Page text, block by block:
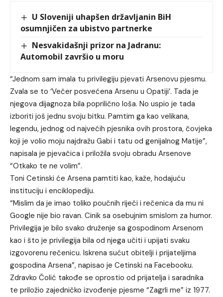
U Sloveniji uhapšen državljanin BiH
osumnjičen za ubistvo partnerke
Nesvakidašnji prizor na Jadranu:
Automobil završio u moru
“Jednom sam imala tu privilegiju pjevati Arsenovu pjesmu.
Zvala se to ‘Večer posvećena Arsenu u Opatiji’. Tada je
njegova dijagnoza bila poprilično loša. No uspio je tada
izboriti još jednu svoju bitku. Pamtim ga kao velikana,
legendu, jednog od najvećih pjesnika ovih prostora, čovjeka
koji je volio moju najdražu Gabi i tatu od genijalnog Matije”,
napisala je pjevačica i priložila svoju obradu Arsenove
“Otkako te ne volim”.
Toni Cetinski će Arsena pamtiti kao, kaže, hodajuću
instituciju i enciklopediju.
“Mislim da je imao toliko poučnih riječi i rečenica da mu ni
Google nije bio ravan. Cinik sa osebujnim smislom za humor.
Privilegija je bilo svako druženje sa gospodinom Arsenom
kao i što je privilegija bila od njega učiti i upijati svaku
izgovorenu rečenicu. Iskrena sućut obitelji i prijateljima
gospodina Arsena”, napisao je Cetinski na Facebooku.
Zdravko Čolić takođe se oprostio od prijatelja i saradnika
te priložio zajedničko izvođenje pjesme “Zagrli me” iz 1977.